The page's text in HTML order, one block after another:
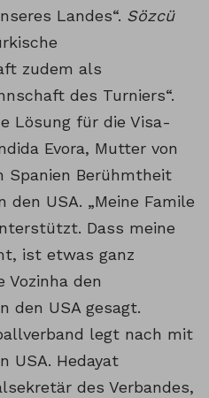
Landes“. Sözcü
zudem als
des Turniers“.
Lösung für die Visa-
Evora, Mutter von
Spanien Berühmtheit
USA. „Meine Famile
Dass meine
ist etwas ganz
Vozinha den
den USA gesagt.
legt nach mit
USA. Hedayat
des Verbandes,